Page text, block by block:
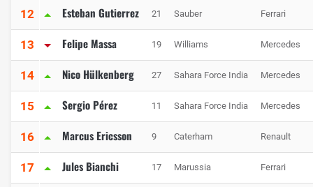
12 Esteban Gutierrez 21 Sauber Ferrari
13 Felipe Massa 19 Williams Mercedes
14 Nico Hülkenberg 27 Sahara Force India Mercedes
15 Sergio Pérez 11 Sahara Force India Mercedes
16 Marcus Ericsson 9 Caterham Renault
17 Jules Bianchi 17 Marussia Ferrari